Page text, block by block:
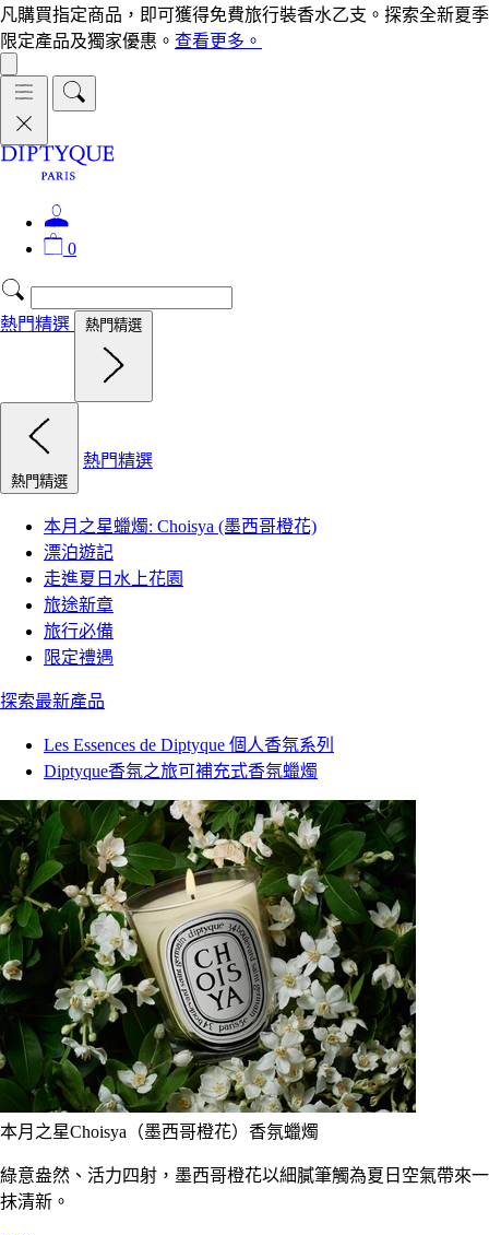
凡購買指定商品，即可獲得免費旅行裝香水乙支。探索全新夏季
限定產品及獨家優惠。 查看更多。
0
熱門精選 熱門精選
熱門精選
熱門精選
本月之星蠟燭: Choisya (墨西哥橙花)
漂泊遊記
走進夏日水上花園
旅途新章
旅行必備
限定禮遇
探索最新產品
Les Essences de Diptyque 個人香氛系列
Diptyque香氛之旅可補充式香氛蠟燭
本月之星Choisya（墨西哥橙花）香氛蠟燭
綠意盎然、活力四射，墨西哥橙花以細膩筆觸為夏日空氣帶來一
抹清新。